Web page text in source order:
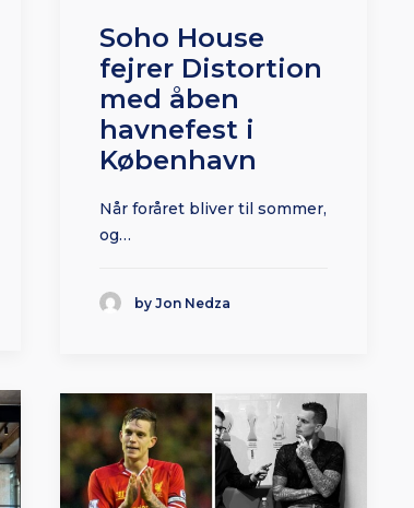
Soho House
fejrer Distortion
med åben
havnefest i
København
Når foråret bliver til sommer,
og…
by Jon Nedza